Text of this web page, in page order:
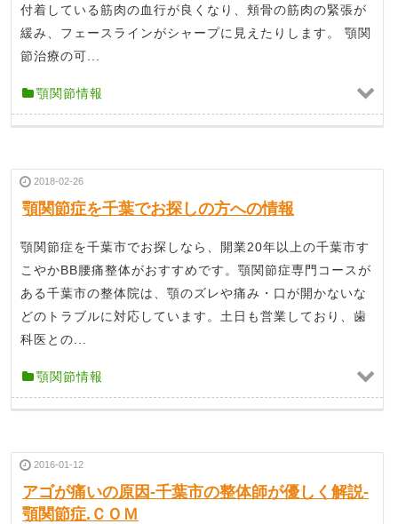
付着している筋肉の血行が良くなり、頬骨の筋肉の緊張が
緩み、フェースラインがシャープに見えたりします。 顎関
節治療の可...
顎関節情報
2018-02-26
顎関節症を千葉でお探しの方への情報
顎関節症を千葉市でお探しなら、開業20年以上の千葉市す
こやかBB腰痛整体がおすすめです。顎関節症専門コースが
ある千葉市の整体院は、顎のズレや痛み・口が開かないな
どのトラブルに対応しています。土日も営業しており、歯
科医との...
顎関節情報
2016-01-12
アゴが痛いの原因-千葉市の整体師が優しく解説-
顎関節症.ＣＯＭ